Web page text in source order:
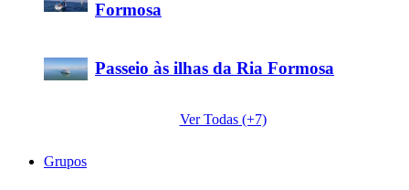
Formosa
Passeio às ilhas da Ria Formosa
Ver Todas (+7)
Grupos